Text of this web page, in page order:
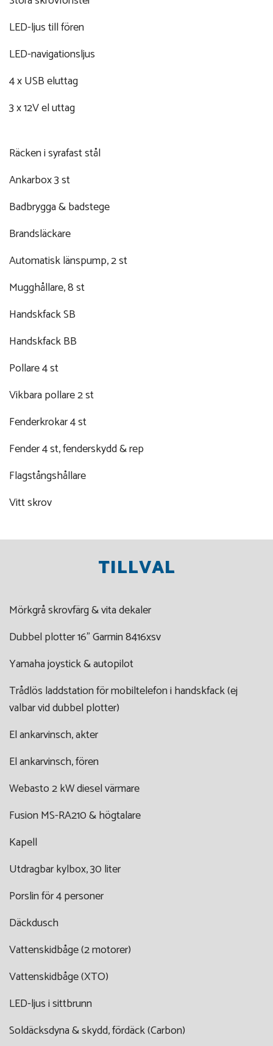
LED-ljus till fören
LED-navigationsljus
4 x USB eluttag
3 x 12V el uttag
Räcken i syrafast stål
Ankarbox 3 st
Badbrygga & badstege
Brandsläckare
Automatisk länspump, 2 st
Mugghållare, 8 st
Handskfack SB
Handskfack BB
Pollare 4 st
Vikbara pollare 2 st
Fenderkrokar 4 st
Fender 4 st, fenderskydd & rep
Flagstångshållare
Vitt skrov
TILLVAL
Mörkgrå skrovfärg & vita dekaler
Dubbel plotter 16" Garmin 8416xsv
Yamaha joystick & autopilot
Trådlös laddstation för mobiltelefon i handskfack (ej
valbar vid dubbel plotter)
El ankarvinsch, akter
El ankarvinsch, fören
Webasto 2 kW diesel värmare
Fusion MS-RA210 & högtalare
Kapell
Utdragbar kylbox, 30 liter
Porslin för 4 personer
Däckdusch
Vattenskidbåge (2 motorer)
Vattenskidbåge (XTO)
LED-ljus i sittbrunn
Soldäcksdyna & skydd, fördäck (Carbon)